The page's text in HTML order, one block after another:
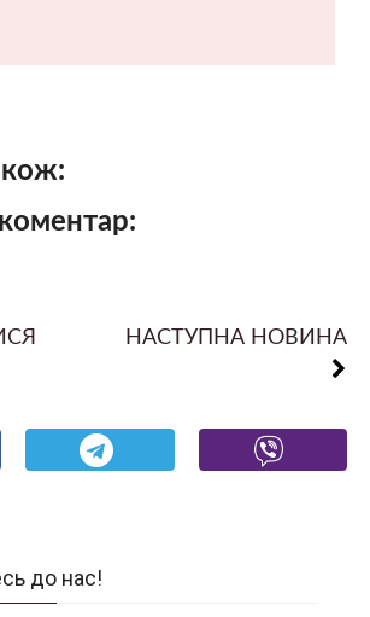
НАСТУПНА НОВИНА
Поділитися
Поділитися
до нас!